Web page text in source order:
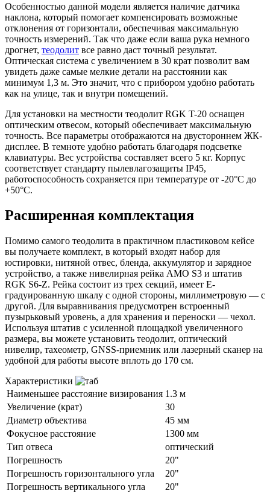
Особенностью данной модели является наличие датчика
наклона, который помогает компенсировать возможные
отклонения от горизонтали, обеспечивая максимальную
точность измерений. Так что даже если ваша рука немного
дрогнет, теодолит все равно даст точный результат.
Оптическая система с увеличением в 30 крат позволит вам
увидеть даже самые мелкие детали на расстоянии как
минимум 1,3 м. Это значит, что с прибором удобно работать
как на улице, так и внутри помещений.
Для установки на местности теодолит RGK T-20 оснащен
оптическим отвесом, который обеспечивает максимальную
точность. Все параметры отображаются на двустороннем ЖК-
дисплее. В темноте удобно работать благодаря подсветке
клавиатуры. Вес устройства составляет всего 5 кг. Корпус
соответствует стандарту пылевлагозащиты IP45,
работоспособность сохраняется при температуре от -20°C до
+50°C.
Расширенная комплектация
Помимо самого теодолита в практичном пластиковом кейсе
вы получаете комплект, в который входят набор для
юстировки, нитяной отвес, бленда, аккумулятор и зарядное
устройство, а также нивелирная рейка AMO S3 и штатив
RGK S6-Z. Рейка состоит из трех секций, имеет Е-
градуированную шкалу с одной стороны, миллиметровую — с
другой. Для выравнивания предусмотрен встроенный
пузырьковый уровень, а для хранения и переноски — чехол.
Используя штатив с усиленной площадкой увеличенного
размера, вы можете установить теодолит, оптический
нивелир, тахеометр, GNSS-приемник или лазерный сканер на
удобной для работы высоте вплоть до 170 см.
Характеристики
Наименьшее расстояние визирования 1.3 м
Увеличение (крат)
30
Диаметр объектива
45 мм
Фокусное расстояние
1300 мм
Тип отвеса
оптический
Погрешность
20"
Погрешность горизонтального угла
20"
Погрешность вертикального угла
20"